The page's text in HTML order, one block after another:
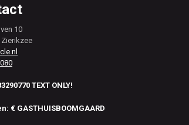
10
Zierikzee
TEXT ONLY!
€ GASTHUISBOOMGAARD